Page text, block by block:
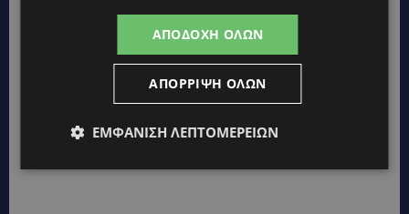
ΑΠΟΔΟΧΉ ΌΛΩΝ
ΑΠΌΡΡΙΨΗ ΌΛΩΝ
ΕΜΦΆΝΙΣΗ ΛΕΠΤΟΜΕΡΕΙΏΝ